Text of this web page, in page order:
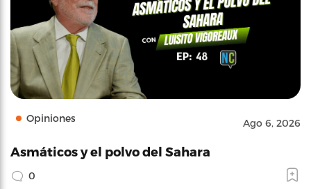
Opiniones Ago 6, 2026
Asmáticos y el polvo del Sahara
0